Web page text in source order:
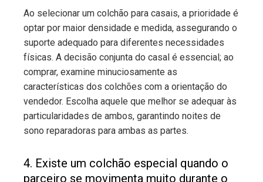
Ao selecionar um colchão para casais, a prioridade é
optar por maior densidade e medida, assegurando o
suporte adequado para diferentes necessidades
físicas. A decisão conjunta do casal é essencial; ao
comprar, examine minuciosamente as
características dos colchões com a orientação do
vendedor. Escolha aquele que melhor se adequar às
particularidades de ambos, garantindo noites de
sono reparadoras para ambas as partes.
4. Existe um colchão especial quando o
parceiro se movimenta muito durante o